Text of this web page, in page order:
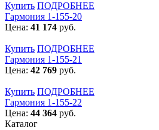
Купить ПОДРОБНЕЕ
Гармония 1-155-20
Цена: 41 174 руб.
Купить ПОДРОБНЕЕ
Гармония 1-155-21
Цена: 42 769 руб.
Купить ПОДРОБНЕЕ
Гармония 1-155-22
Цена: 44 364 руб.
Каталог